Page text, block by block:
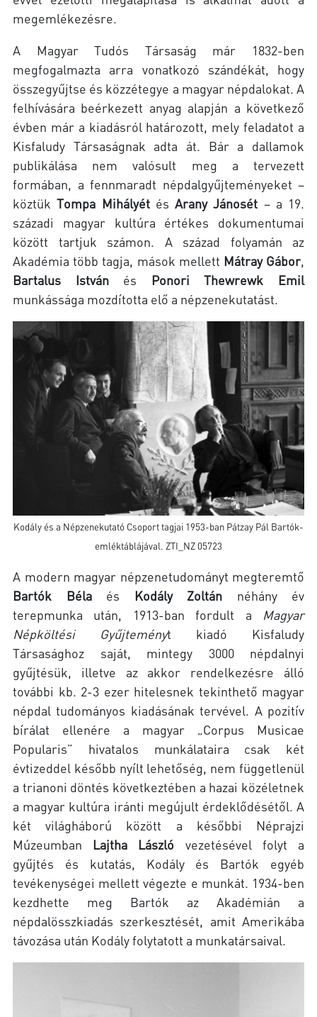
megemlékezésre.
A Magyar Tudós Társaság már 1832-ben
megfogalmazta arra vonatkozó szándékát, hogy
összegyűjtse és közzétegye a magyar népdalokat. A
felhívására beérkezett anyag alapján a következő
évben már a kiadásról határozott, mely feladatot a
Kisfaludy Társaságnak adta át. Bár a dallamok
publikálása nem valósult meg a tervezett
formában, a fennmaradt népdalgyűjteményeket –
köztükTompa Mihályétés Arany Jánosét – a 19.
századi magyar kultúra értékes dokumentumai
között tartjuk számon. A század folyamán az
Akadémia több tagja, mások mellett Mátray Gábor,
Bartalus Istvánés Ponori Thewrewk Emil
munkássága mozdította elő a népzenekutatást.
Kodály és a Népzenekutató Csoport tagjai 1953-ban Pátzay Pál Bartók-
emléktáblájával. ZTI_NZ 05723
A modern magyar népzenetudományt megteremtő
Bartók Bélaés Kodály Zoltán néhány év
terepmunka után, 1913-ban fordult a Magyar
Népköltési Gyűjteményt kiadó Kisfaludy
Társasághoz saját, mintegy 3000 népdalnyi
gyűjtésük, illetve az akkor rendelkezésre álló
további kb. 2-3 ezer hitelesnek tekinthető magyar
népdal tudományos kiadásának tervével. A pozitív
bírálat ellenére a magyar „Corpus Musicae
Popularis” hivatalos munkálataira csak két
évtizeddel később nyílt lehetőség, nem függetlenül
a trianoni döntés következtében a hazai közéletnek
a magyar kultúra iránti megújult érdeklődésétől. A
két világháború között a későbbi Néprajzi
Múzeumban Lajtha László vezetésével folyt a
gyűjtés és kutatás, Kodály és Bartók egyéb
tevékenységei mellett végezte e munkát. 1934-ben
kezdhette meg Bartók az Akadémián a
népdalösszkiadás szerkesztését, amit Amerikába
távozása után Kodály folytatott a munkatársaival.